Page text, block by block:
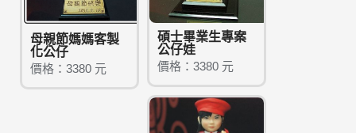
碩士畢業生專案
公仔娃
價格：3380 元
母親節媽媽客製
化公仔
價格：3380 元